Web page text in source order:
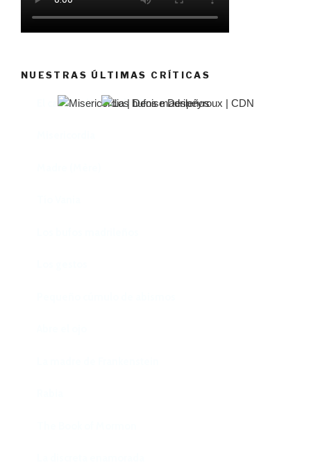
NUESTRAS ÚLTIMAS CRÍTICAS
El castillo de Lindabridis